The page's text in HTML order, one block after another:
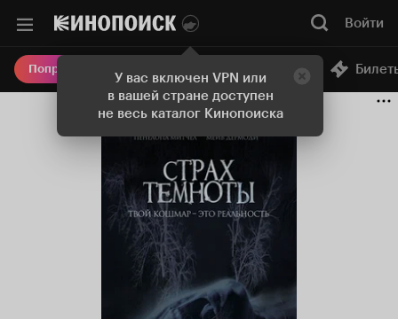
У вас включен VPN или
в вашей стране доступен
не весь каталог Кинопоиска
Войти
Попробовать Плюс Онлайн-кинотеатр